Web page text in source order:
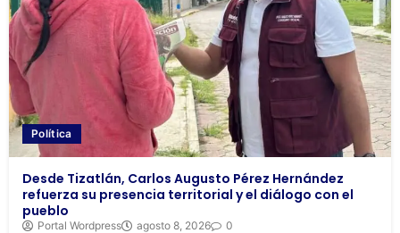
Política
Desde Tizatlán, Carlos Augusto Pérez Hernández
refuerza su presencia territorial y el diálogo con el
pueblo
Portal Wordpress agosto 8, 2026 0